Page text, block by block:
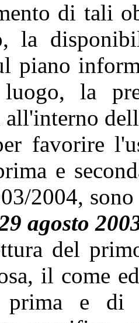
di tali
la
piano
la
favorire
e
2004,
agosto
del
il come
prima e di